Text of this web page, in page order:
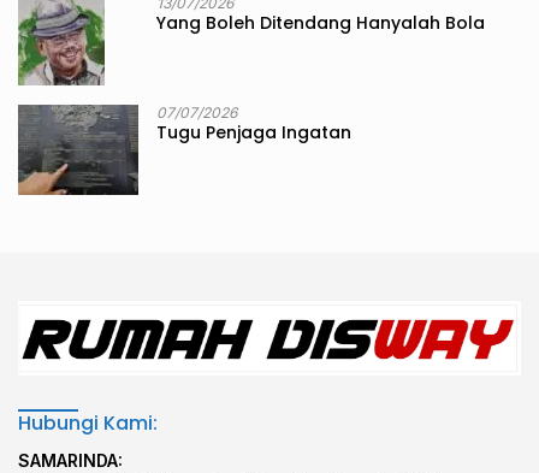
Yang Boleh Ditendang Hanyalah Bola
07/07/2026
Tugu Penjaga Ingatan
Hubungi Kami:
SAMARINDA: